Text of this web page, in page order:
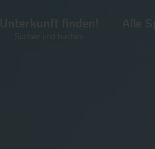
Unterkunft finden!
Suchen und buchen
Alle